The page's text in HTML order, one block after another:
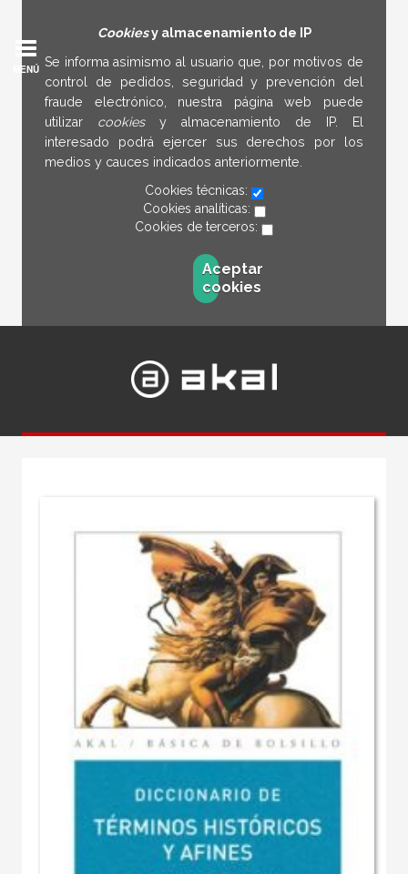
Cookiesy almacenamiento de IP
Se informa asimismo al usuario que, por motivos de
control de pedidos, seguridad y prevención del
fraude electrónico, nuestra página web puede
utilizar cookies y almacenamiento de IP. El
interesado podrá ejercer sus derechos por los
medios y cauces indicados anteriormente.
Cookies técnicas:
Cookies analíticas:
Cookies de terceros:
Aceptar
cookies
MENÚ